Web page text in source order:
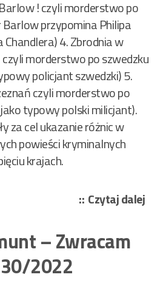
! czyli morderstwo po
przypomina Philipa
4. Zbrodnia w
czyli morderstwo po szwedzku
policjant szwedzki) 5.
czyli morderstwo po
typowy polski milicjant).
za cel ukazanie różnic w
powieści kryminalnych
krajach.
Czytaj dalej
– Zwracam
2022